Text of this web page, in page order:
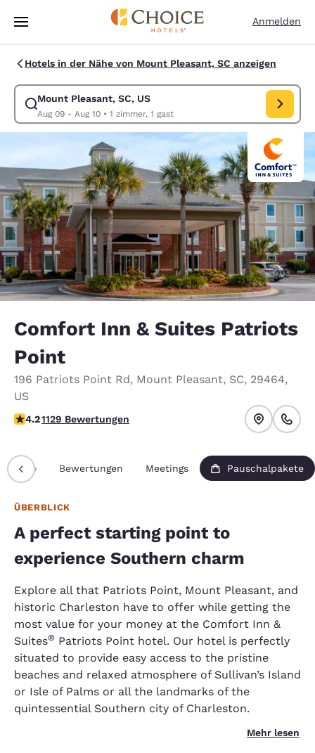
Weiter Zu Hauptinhalt
Anmelden
Hotels in der Nähe von Mount Pleasant, SC anzeigen
Mount Pleasant, SC, US
Aug 09 - Aug 10• 1 zimmer, 1 gast
Suche für Mount Pleasant, SC, US ändern. Check-in-Datum Aug 09,
Comfort Inn & Suites Patriots
Point
196 Patriots Point Rd, Mount Pleasant, SC, 29464,
US
4.19-Sterne-Bewertung. Sehr gut.
4.21129 Bewertungen
Info Bewertungen Meetings Pauschalpakete
ÜBERBLICK
A perfect starting point to
experience Southern charm
Explore all that Patriots Point, Mount Pleasant, and
historic Charleston have to offer while getting the
most value for your money at the Comfort Inn &
Suites® Patriots Point hotel. Our hotel is perfectly
situated to provide easy access to the pristine
beaches and relaxed atmosphere of Sullivan’s Island
or Isle of Palms or all the landmarks of the
quintessential Southern city of Charleston.
Mehr lesen